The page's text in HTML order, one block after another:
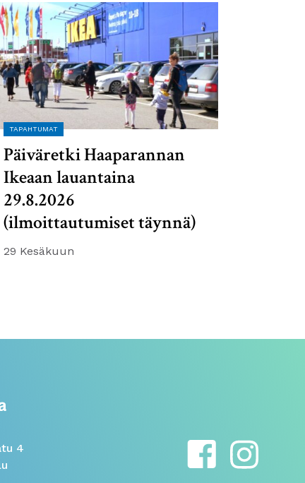
TAPAHTUMAT
Päiväretki Haaparannan
Ikeaan lauantaina
29.8.2026
(ilmoittautumiset täynnä)
29 Kesäkuun
4